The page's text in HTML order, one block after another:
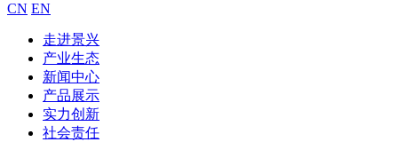
CN EN
走进景兴
产业生态
新闻中心
产品展示
实力创新
社会责任